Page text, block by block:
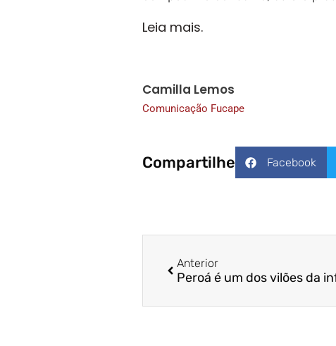
Leia mais.
Camilla Lemos
Comunicação Fucape
Compartilhe Facebook
Anterior